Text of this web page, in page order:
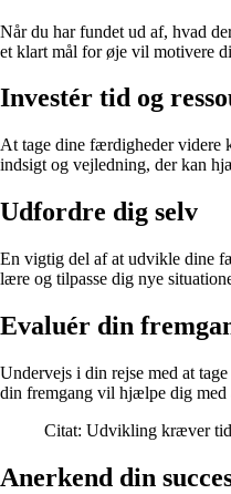
Når du har fundet ud af, hvad
et klart mål for øje vil motivere
Investér tid og
At tage dine færdigheder videre
indsigt og vejledning, der kan
Udfordre dig selv
En vigtig del af at udvikle dine
lære og tilpasse dig nye
Evaluér din
Undervejs i din rejse med at
din fremgang vil hjælpe dig med
Citat: Udvikling kræver
Anerkend din